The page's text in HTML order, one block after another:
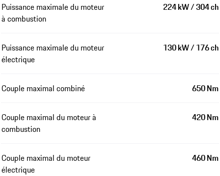
Puissance maximale du moteur
à combustion
224 kW / 304 ch
Puissance maximale du moteur
électrique
130 kW / 176 ch
Couple maximal combiné 650 Nm
Couple maximal du moteur à
combustion
420 Nm
Couple maximal du moteur
électrique
460 Nm